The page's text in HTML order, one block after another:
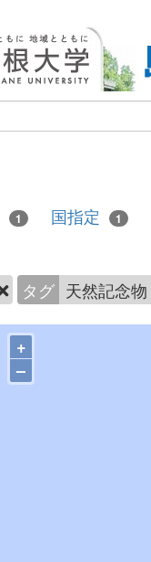
1 国指定 1
タグ 天然記念物
+
–